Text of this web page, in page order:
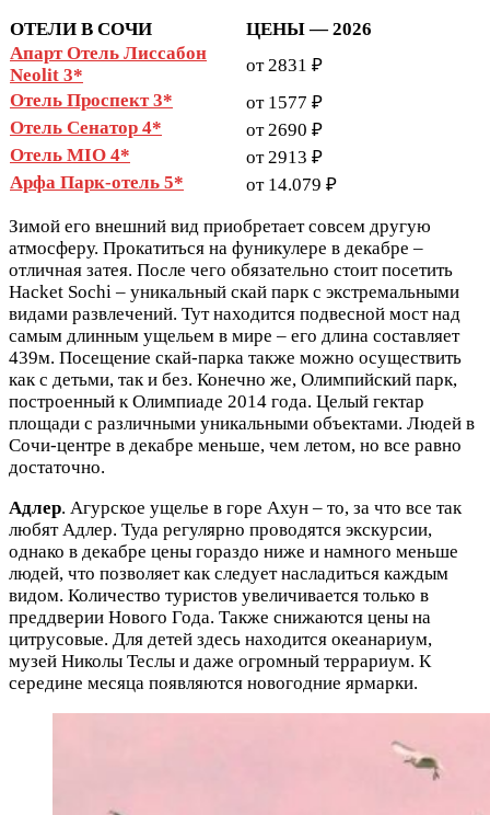
ОТЕЛИ В СОЧИ
ЦЕНЫ — 2026
Апарт Отель Лиссабон
Neolit 3*
от 2831 ₽
Отель Проспект 3*
от 1577 ₽
Отель Сенатор 4*
от 2690 ₽
Отель MIO 4*
от 2913 ₽
Арфа Парк-отель 5*
от 14.079 ₽
Зимой его внешний вид приобретает совсем другую
атмосферу. Прокатиться на фуникулере в декабре –
отличная затея. После чего обязательно стоит посетить
Hacket Sochi – уникальный скай парк с экстремальными
видами развлечений. Тут находится подвесной мост над
самым длинным ущельем в мире – его длина составляет
439м. Посещение скай-парка также можно осуществить
как с детьми, так и без. Конечно же, Олимпийский парк,
построенный к Олимпиаде 2014 года. Целый гектар
площади с различными уникальными объектами. Людей в
Сочи-центре в декабре меньше, чем летом, но все равно
достаточно.
Адлер. Агурское ущелье в горе Ахун – то, за что все так
любят Адлер. Туда регулярно проводятся экскурсии,
однако в декабре цены гораздо ниже и намного меньше
людей, что позволяет как следует насладиться каждым
видом. Количество туристов увеличивается только в
преддверии Нового Года. Также снижаются цены на
цитрусовые. Для детей здесь находится океанариум,
музей Николы Теслы и даже огромный террариум. К
середине месяца появляются новогодние ярмарки.